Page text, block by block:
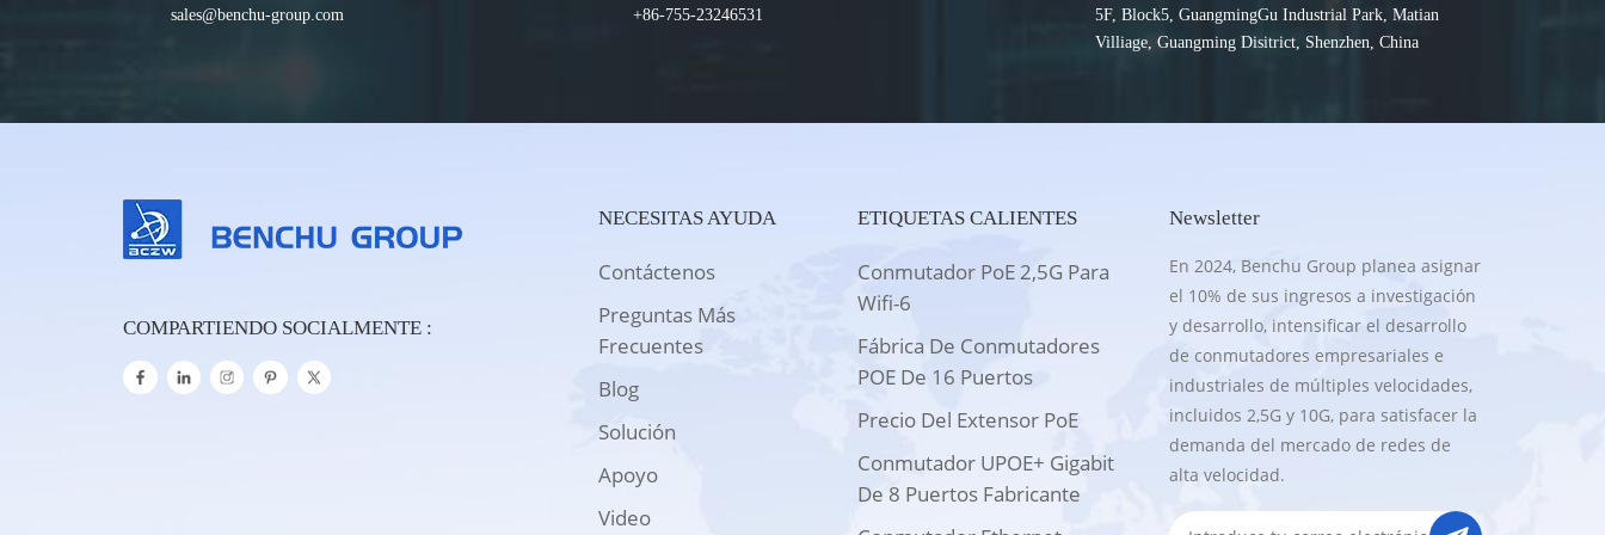
sales@benchu-group.com +86-755-23246531
5F, Block5, GuangmingGu Industrial Park, Matian
Villiage, Guangming Disitrict, Shenzhen, China
COMPARTIENDO SOCIALMENTE :
NECESITAS AYUDA
Contáctenos
Preguntas Más
Frecuentes
Blog
Solución
Apoyo
Video
ETIQUETAS CALIENTES
Conmutador PoE 2,5G Para
Wifi-6
Fábrica De Conmutadores
POE De 16 Puertos
Precio Del Extensor PoE
Conmutador UPOE+ Gigabit
De 8 Puertos Fabricante
Newsletter
En 2024, Benchu Group planea asignar
el 10% de sus ingresos a investigación
y desarrollo, intensificar el desarrollo
de conmutadores empresariales e
industriales de múltiples velocidades,
incluidos 2,5G y 10G, para satisfacer la
demanda del mercado de redes de
alta velocidad.